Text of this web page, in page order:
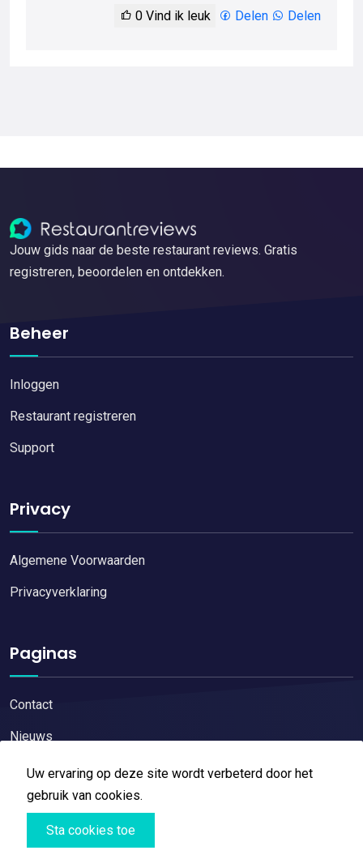
0 Vind ik leuk Delen Delen
Uw ervaring op deze site wordt verbeterd door het
gebruik van cookies.
Sta cookies toe
Jouw gids naar de beste restaurant reviews. Gratis
registreren, beoordelen en ontdekken.
Beheer
Inloggen
Restaurant registreren
Support
Privacy
Algemene Voorwaarden
Privacyverklaring
Paginas
Contact
Nieuws
Copyright © 2026Restaurant reviews